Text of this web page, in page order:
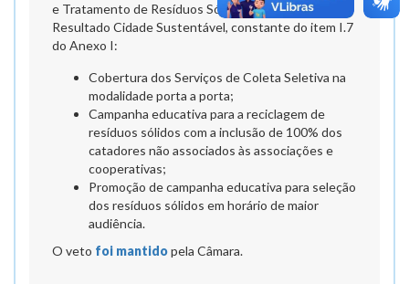
e Tratamento de Resíduos Sólidos da Área de
Resultado Cidade Sustentável, constante do item I.7
do Anexo I:
Cobertura dos Serviços de Coleta Seletiva na
modalidade porta a porta;
Campanha educativa para a reciclagem de
resíduos sólidos com a inclusão de 100% dos
catadores não associados às associações e
cooperativas;
Promoção de campanha educativa para seleção
dos resíduos sólidos em horário de maior
audiência.
O veto foi mantidopela Câmara.